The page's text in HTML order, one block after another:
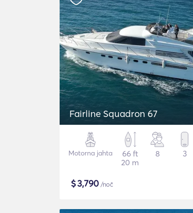
Fairline Squadron 67
Motorna jahta
66 ft
20 m
8 3
$3,790 /noč